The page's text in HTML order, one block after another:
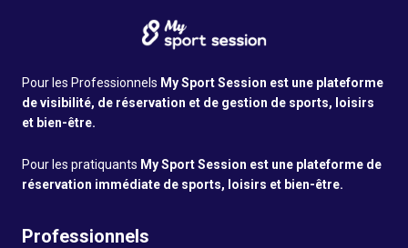
Pour les Professionnels My Sport Session est une plateforme
de visibilité, de réservation et de gestion de sports, loisirs
et bien-être.
Pour les pratiquants My Sport Session est une plateforme de
réservation immédiate de sports, loisirs et bien-être.
Professionnels